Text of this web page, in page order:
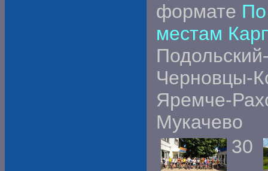
формате
местам
Черновцы-
Яремче-
Мукачево
30